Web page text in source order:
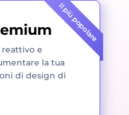
e
la tua
di design di
Il più popolare